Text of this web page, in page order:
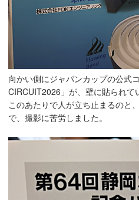
向かい側にジャパンカップの公式
CIRCUIT2026」が、壁に貼られて
このあたりで人が立ち止まるのと
で、撮影に苦労しました。